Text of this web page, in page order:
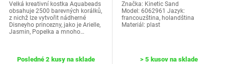
Velká kreativní kostka Aquabeads
obsahuje 2500 barevných korálků,
z nichž lze vytvořit nádherné
Disneyho princezny, jako je Arielle,
Jasmin, Popelka a mnoho…
Posledné 2 kusy na sklade
Značka: Kinetic Sand
Model: 6062961 Jazyk:
‎francouzština, holandština
Materiál: plast
> 5 kusov na sklade